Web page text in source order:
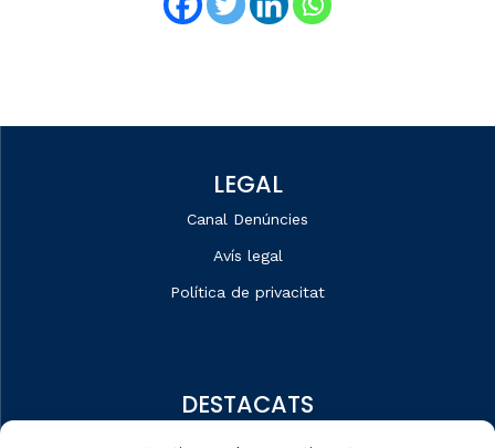
LEGAL
Canal Denúncies
Avís legal
Política de privacitat
DESTACATS